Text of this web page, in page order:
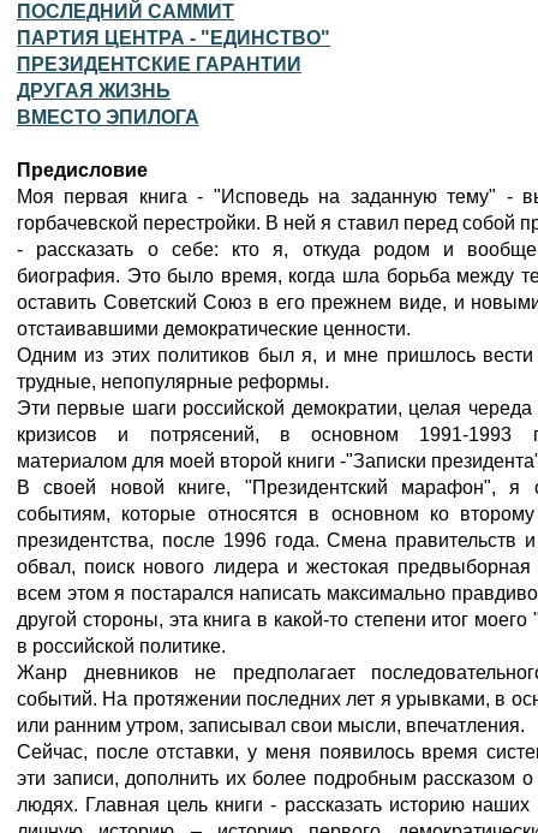
ПОСЛЕДНИЙ САММИТ
ПАРТИЯ ЦЕНТРА - "ЕДИНСТВО"
ПРЕЗИДЕНТСКИЕ ГАРАНТИИ
ДРУГАЯ ЖИЗНЬ
ВМЕСТО ЭПИЛОГА
Предисловие
Моя первая книга - "Исповедь на заданную тему" -
горбачевской перестройки. В ней я ставил перед собой
- рассказать о себе: кто я, откуда родом и
биография. Это было время, когда шла борьба между
оставить Советский Союз в его прежнем виде, и
отстаивавшими демократические ценности.
Одним из этих политиков был я, и мне пришлось вести
трудные, непопулярные реформы.
Эти первые шаги российской демократии, целая череда
кризисов и потрясений, в основном 1991-1993
материалом для моей второй книги -"Записки
В своей новой книге, "Президентский марафон", я
событиям, которые относятся в основном ко
президентства, после 1996 года. Смена правительств
обвал, поиск нового лидера и жестокая
всем этом я постарался написать максимально
другой стороны, эта книга в какой-то степени итог моего
в российской политике.
Жанр дневников не предполагает
событий. На протяжении последних лет я урывками, в
или ранним утром, записывал свои мысли, впечатления.
Сейчас, после отставки, у меня появилось время
эти записи, дополнить их более подробным рассказом
людях. Главная цель книги - рассказать историю